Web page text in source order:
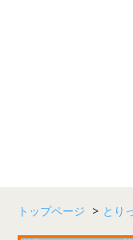
トップページ > とり